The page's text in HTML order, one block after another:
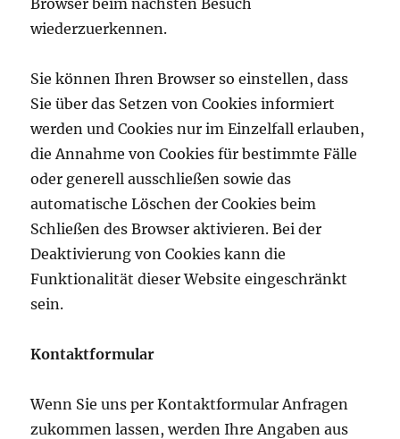
Browser beim nächsten Besuch
wiederzuerkennen.
Sie können Ihren Browser so einstellen, dass
Sie über das Setzen von Cookies informiert
werden und Cookies nur im Einzelfall erlauben,
die Annahme von Cookies für bestimmte Fälle
oder generell ausschließen sowie das
automatische Löschen der Cookies beim
Schließen des Browser aktivieren. Bei der
Deaktivierung von Cookies kann die
Funktionalität dieser Website eingeschränkt
sein.
Kontaktformular
Wenn Sie uns per Kontaktformular Anfragen
zukommen lassen, werden Ihre Angaben aus